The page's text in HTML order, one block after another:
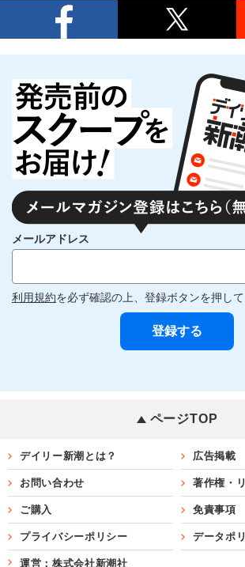
メールアドレス
利用規約を必ず確認の上、登録ボタンを押して
ページTOP
デイリー新潮とは？ 広告掲載
お問い合わせ 著作権・
ご購入 免責事項
プライバシーポリシー データポ
運営：株式会社新潮社